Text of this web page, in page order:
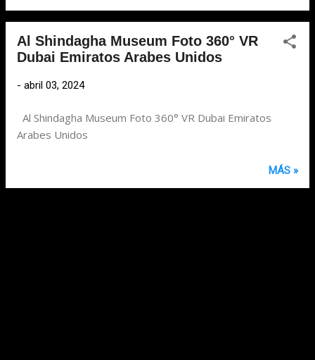
Al Shindagha Museum Foto 360° VR
Dubai Emiratos Arabes Unidos
- abril 03, 2024
Al Shindagha Museum Foto 360° VR Dubai Emiratos
Arabes Unidos
MÁS »